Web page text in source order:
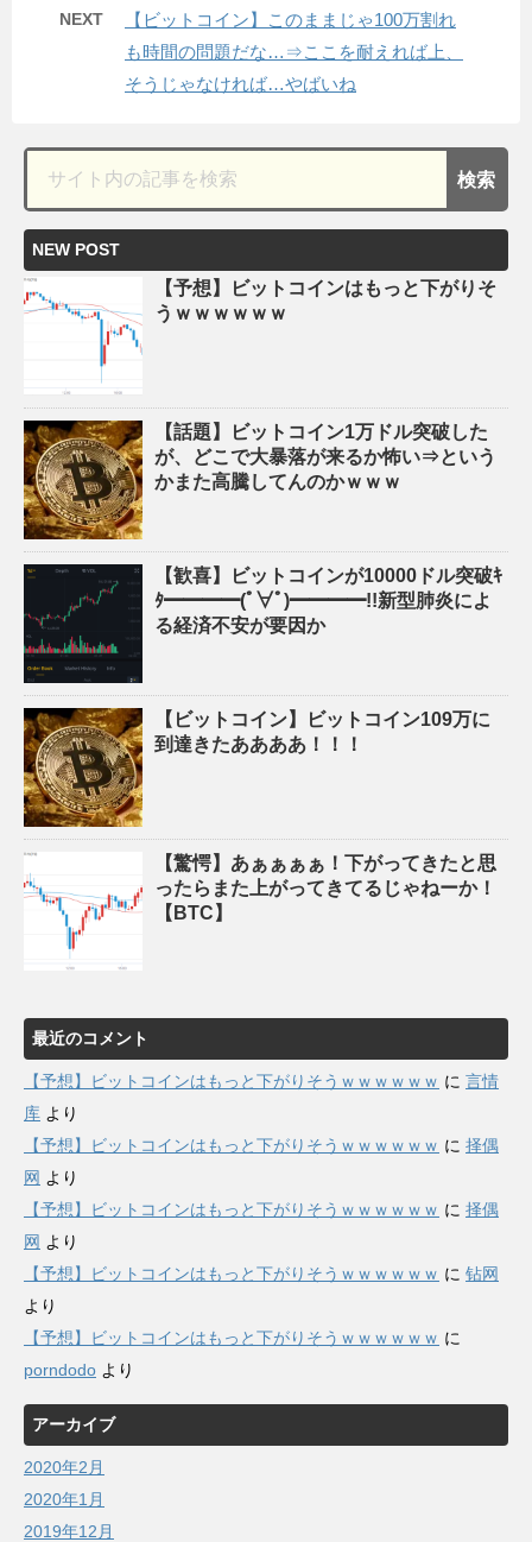
NEXT
【ビットコイン】このままじゃ100万割れ
も時間の問題だな…⇒ここを耐えれば上、
そうじゃなければ…やばいね
NEW POST
【予想】ビットコインはもっと下がりそ
うｗｗｗｗｗｗ
【話題】ビットコイン1万ドル突破した
が、どこで大暴落が来るか怖い⇒という
かまた高騰してんのかｗｗｗ
【歓喜】ビットコインが10000ドル突破ｷ
ﾀ━━━━(ﾟ∀ﾟ)━━━━!!新型肺炎によ
る経済不安が要因か
【ビットコイン】ビットコイン109万に
到達きたああああ！！！
【驚愕】あぁぁぁぁ！下がってきたと思
ったらまた上がってきてるじゃねーか！
【BTC】
最近のコメント
【予想】ビットコインはもっと下がりそうｗｗｗｗｗｗ に 言情
库 より
【予想】ビットコインはもっと下がりそうｗｗｗｗｗｗ に 择偶
网 より
【予想】ビットコインはもっと下がりそうｗｗｗｗｗｗ に 择偶
网 より
【予想】ビットコインはもっと下がりそうｗｗｗｗｗｗ に 钻网
より
【予想】ビットコインはもっと下がりそうｗｗｗｗｗｗ に
porndodo より
アーカイブ
2020年2月
2020年1月
2019年12月